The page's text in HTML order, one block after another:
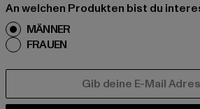
An welchen Produkten bist du
MÄNNER
FRAUEN